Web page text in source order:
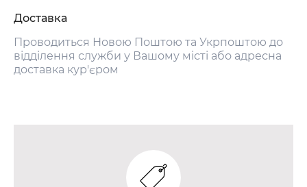
Доставка
Проводиться Новою Поштою та Укрпоштою до
відділення служби у Вашому місті або адресна
доставка кур'єром